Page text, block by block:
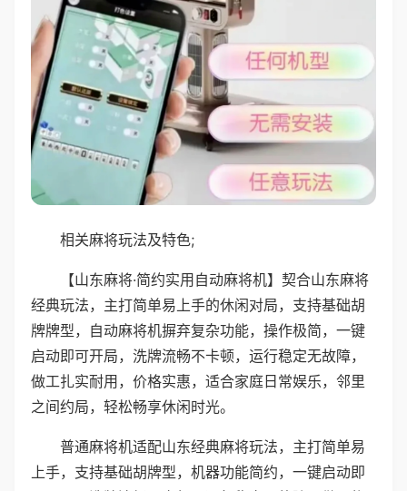
相关麻将玩法及特色;
【山东麻将·简约实用自动麻将机】契合山东麻将
经典玩法，主打简单易上手的休闲对局，支持基础胡
牌牌型，自动麻将机摒弃复杂功能，操作极简，一键
启动即可开局，洗牌流畅不卡顿，运行稳定无故障，
做工扎实耐用，价格实惠，适合家庭日常娱乐，邻里
之间约局，轻松畅享休闲时光。
普通麻将机适配山东经典麻将玩法，主打简单易
上手，支持基础胡牌型，机器功能简约，一键启动即